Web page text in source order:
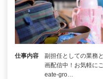
仕事内容
副担任としての業務
画配信中！お気軽に
eate-gro…